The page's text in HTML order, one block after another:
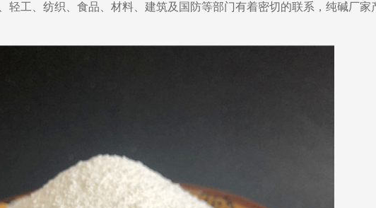
轻工、纺织、食品、材料、建筑及国防等部门有着密切的联系，纯碱厂家